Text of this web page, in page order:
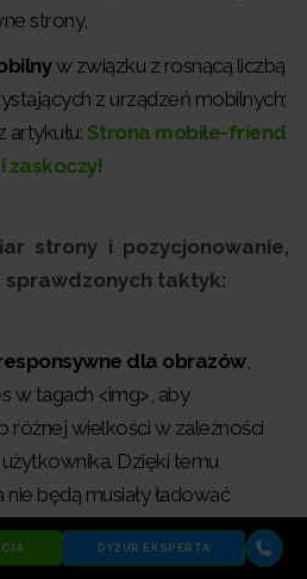
strony,
w związku z rosnącą liczbą
z urządzeń mobilnych;
Strona mobile-friend
zaskoczy!
strony i pozycjonowanie,
taktyk:
dla obrazów,
w tagach <img>, aby
różnej wielkości w zależności
Dzięki temu
będą musiały ładować
dla komputerów.
rozmiar przesyłanych danych.
DYŻUR EKSPERTA